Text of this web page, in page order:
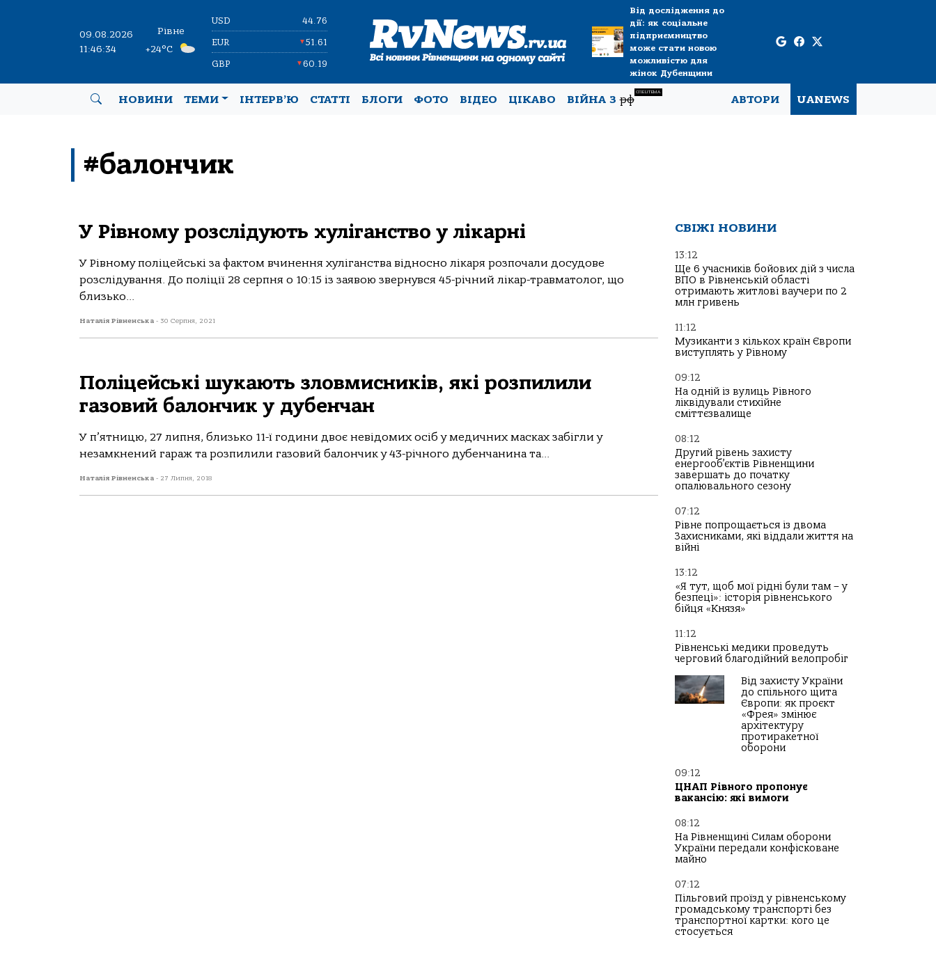
09.08.2026
11:46:34
Рівне
+24°C
USD 44.76
EUR ▼51.61
GBP ▼60.19
Від дослідження до
дії: як соціальне
підприємництво
може стати новою
можливістю для
жінок Дубенщини
НОВИНИ ТЕМИ ІНТЕРВ’Ю СТАТТІ БЛОГИ ФОТО ВІДЕО ЦІКАВО ВІЙНА Зрф
СПЕЦТЕМА
АВТОРИ UANEWS
#балончик
У Рівному розслідують хуліганство у лікарні
У Рівному поліцейські за фактом вчинення хуліганства відносно лікаря розпочали досудове
розслідування. До поліції 28 серпня о 10:15 із заявою звернувся 45-річний лікар-травматолог, що
близько...
Наталія Рівненська - 30 Серпня, 2021
Поліцейські шукають зловмисників, які розпилили
газовий балончик у дубенчан
У п’ятницю, 27 липня, близько 11-ї години двоє невідомих осіб у медичних масках забігли у
незамкнений гараж та розпилили газовий балончик у 43-річного дубенчанина та...
Наталія Рівненська - 27 Липня, 2018
СВІЖІ НОВИНИ
13:12
Ще 6 учасників бойових дій з числа
ВПО в Рівненській області
отримають житлові ваучери по 2
млн гривень
11:12
Музиканти з кількох країн Європи
виступлять у Рівному
09:12
На одній із вулиць Рівного
ліквідували стихійне
сміттєзвалище
08:12
Другий рівень захисту
енергооб’єктів Рівненщини
завершать до початку
опалювального сезону
07:12
Рівне попрощається із двома
Захисниками, які віддали життя на
війні
13:12
«Я тут, щоб мої рідні були там – у
безпеці»: історія рівненського
бійця «Князя»
11:12
Рівненські медики проведуть
черговий благодійний велопробіг
Від захисту України
до спільного щита
Європи: як проєкт
«Фрея» змінює
архітектуру
протиракетної
оборони
09:12
ЦНАП Рівного пропонує
вакансію: які вимоги
08:12
На Рівненщині Силам оборони
України передали конфісковане
майно
07:12
Пільговий проїзд у рівненському
громадському транспорті без
транспортної картки: кого це
стосується